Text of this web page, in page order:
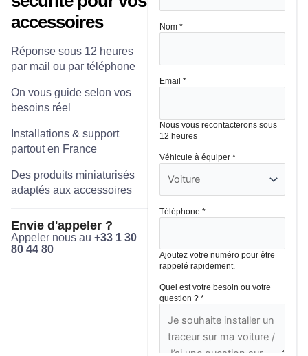
accessoires
Réponse sous 12 heures
par mail ou par téléphone
On vous guide selon vos
besoins réel
Installations & support
partout en France
Des produits miniaturisés
adaptés aux accessoires
Envie d'appeler ?
Appeler nous au +33 1 30
80 44 80
Nom*
Email*
Nous vous recontacterons sous
12 heures
Véhicule à équiper*
Téléphone*
Ajoutez votre numéro pour être
rappelé rapidement.
Quel est votre besoin ou votre
question ?*